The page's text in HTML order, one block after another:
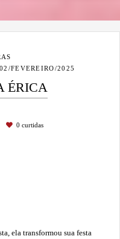
02/FEVEREIRO/2025
ÉRICA
0 curtidas
ela transformou sua festa